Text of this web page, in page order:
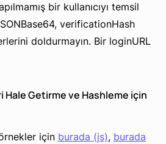
bir kullanıcıyı temsil
verificationHash
doldurmayın. Bir loginURL
Hale Getirme ve Hashleme için
için burada (js), burada